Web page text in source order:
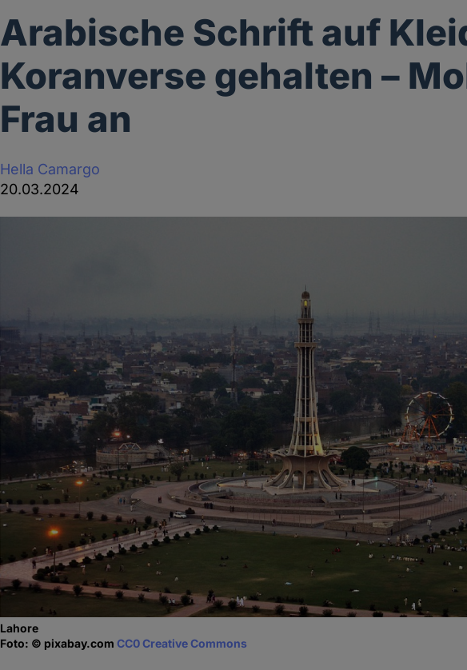
Arabische Schrift auf
Koranverse gehalten –
Frau an
Hella Camargo
20.03.2024
Lahore
Foto: © pixabay.comCC0 Creative Commons